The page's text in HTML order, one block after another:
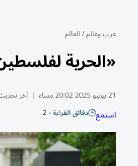
عرب وعالم/العالم
«الحرية
21 يونيو 2025 20:02 مساء | آخر
استمع دقائق القراءة - 2